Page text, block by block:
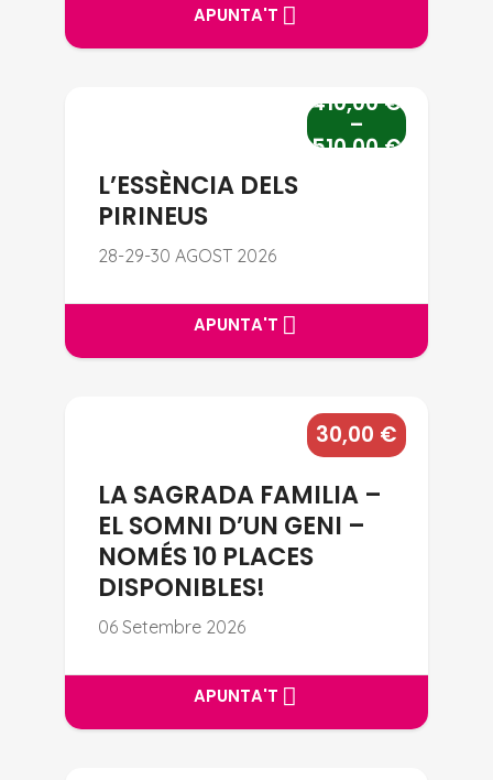
APUNTA'T
APUNTA'T
L’ESSÈNCIA DELS PIRINEUS
410,00€
–
510,00€
L’ESSÈNCIA DELS
PIRINEUS
28-29-30 AGOST 2026
APUNTA'T
APUNTA'T
LA SAGRADA FAMILIA – EL
30,00 €
LA SAGRADA FAMILIA –
EL SOMNI D’UN GENI –
NOMÉS 10 PLACES
DISPONIBLES!
06 Setembre 2026
APUNTA'T
APUNTA'T